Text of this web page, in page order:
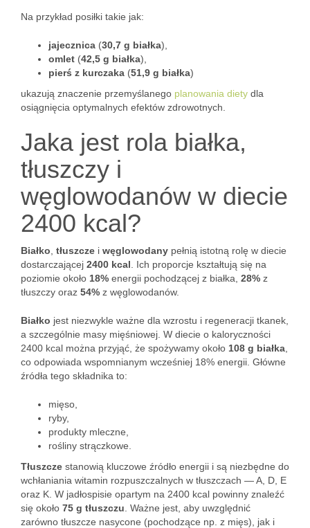
Na przykład posiłki takie jak:
jajecznica (30,7 g białka),
omlet (42,5 g białka),
pierś z kurczaka (51,9 g białka)
ukazują znaczenie przemyślanego planowania diety dla
osiągnięcia optymalnych efektów zdrowotnych.
Jaka jest rola białka,
tłuszczy i
węglowodanów w diecie
2400 kcal?
Białko tłuszcze i węglowodany pełnią istotną rolę w diecie
dostarczającej 2400 kcal . Ich proporcje kształtują się na
poziomie około 18% energii pochodzącej z białka, 28% z
tłuszczy oraz 54% z węglowodanów.
Białko jest niezwykle ważne dla wzrostu i regeneracji tkanek,
a szczególnie masy mięśniowej. W diecie o kaloryczności
2400 kcal można przyjąć, że spożywamy około 108 g białka
co odpowiada wspomnianym wcześniej 18% energii. Główne
źródła tego składnika to:
mięso,
ryby,
produkty mleczne,
rośliny strączkowe.
Tłuszcze stanowią kluczowe źródło energii i są niezbędne do
wchłaniania witamin rozpuszczalnych w tłuszczach — A, D, E
oraz K. W jadłospisie opartym na 2400 kcal powinny znaleźć
się około 75 g tłuszczu . Ważne jest, aby uwzględnić
zarówno tłuszcze nasycone (pochodzące np. z mięs), jak i